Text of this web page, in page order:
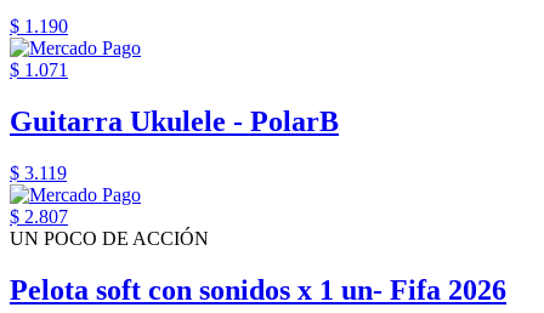
$ 1.190
$ 1.071
Guitarra Ukulele - PolarB
$ 3.119
$ 2.807
UN POCO DE ACCIÓN
Pelota soft con sonidos x 1 un- Fifa 2026